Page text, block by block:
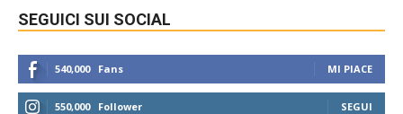
SEGUICI SUI SOCIAL
540,000 Fans MI PIACE
550,000 Follower SEGUI